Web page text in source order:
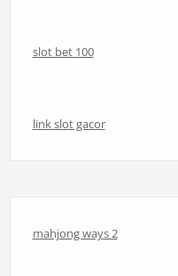
slot bet 100
link slot gacor
mahjong ways 2